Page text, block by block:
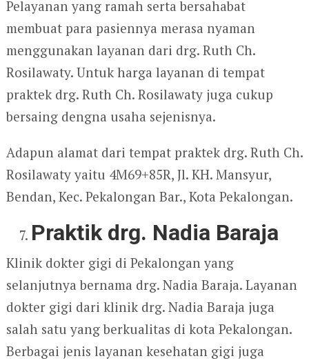
Pelayanan yang ramah serta bersahabat
membuat para pasiennya merasa nyaman
menggunakan layanan dari drg. Ruth Ch.
Rosilawaty. Untuk harga layanan di tempat
praktek drg. Ruth Ch. Rosilawaty juga cukup
bersaing dengna usaha sejenisnya.
Adapun alamat dari tempat praktek drg. Ruth Ch.
Rosilawaty yaitu 4M69+85R, Jl. KH. Mansyur,
Bendan, Kec. Pekalongan Bar., Kota Pekalongan.
Praktik drg. Nadia Baraja
Klinik dokter gigi di Pekalongan yang
selanjutnya bernama drg. Nadia Baraja. Layanan
dokter gigi dari klinik drg. Nadia Baraja juga
salah satu yang berkualitas di kota Pekalongan.
Berbagai jenis layanan kesehatan gigi juga